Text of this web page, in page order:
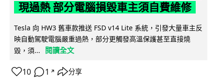
現過熱 部分電腦損毀車主須自費維修
Tesla 向 HW3 舊車款推送 FSD v14 Lite 系統，引發大量車主反
映自動駕駛電腦嚴重過熱，部分更觸發高溫保護甚至直接燒
毀，須...
閱讀全文
10 1 ↗ 分享